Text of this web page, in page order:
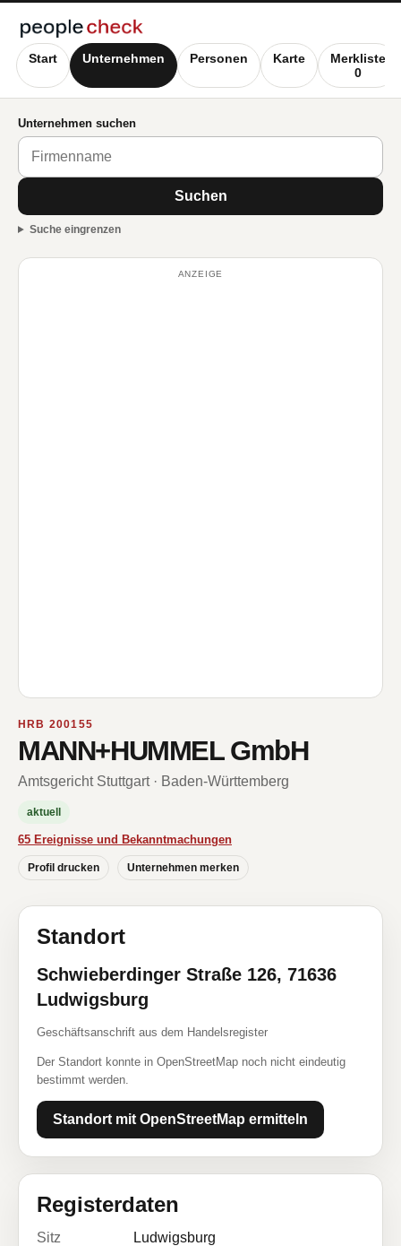
Start Unternehmen Personen Karte
Merkliste
0
Unternehmen suchen
Suchen
Suche eingrenzen
ANZEIGE
HRB 200155
MANN+HUMMEL GmbH
Amtsgericht Stuttgart · Baden-Württemberg
aktuell
65 Ereignisse und Bekanntmachungen
Profil drucken Unternehmen merken
Standort
Schwieberdinger Straße 126, 71636
Ludwigsburg
Geschäftsanschrift aus dem Handelsregister
Der Standort konnte in OpenStreetMap noch nicht eindeutig
bestimmt werden.
Standort mit OpenStreetMap ermitteln
Registerdaten
Sitz
Ludwigsburg